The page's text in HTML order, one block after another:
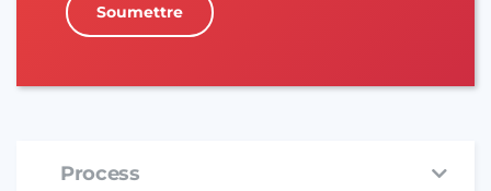
Soumettre
Process